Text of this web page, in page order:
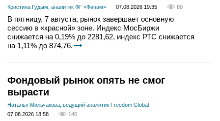
Кристина Гудым, аналитик ФГ «Финам» 07.08.2026 19:35 80
В пятницу, 7 августа, рынок завершает основную
сессию в «красной» зоне. Индекс МосБиржи
снижается на 0,19% до 2281,62, индекс РТС снижается
на 1,11% до 874,76.
Фондовый рынок опять не смог
вырасти
Наталья Мильчакова, ведущий аналитик Freedom Global
07.08.2026 18:58
146